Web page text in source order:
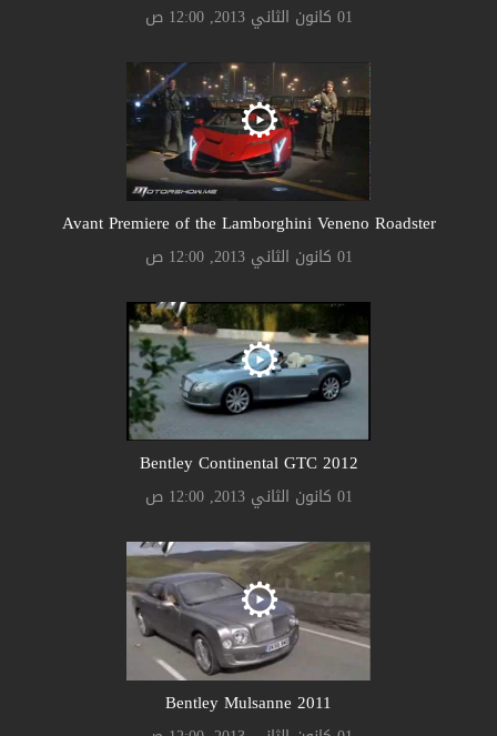
01 كانون الثاني 2013, 12:00 ص
Avant Premiere of the Lamborghini Veneno Roadster
01 كانون الثاني 2013, 12:00 ص
Bentley Continental GTC 2012
01 كانون الثاني 2013, 12:00 ص
Bentley Mulsanne 2011